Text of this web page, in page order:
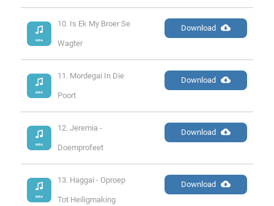
10. Is Ek My Broer Se
Wagter
Download
11. Mordegai In Die
Poort
Download
12. Jeremia -
Doemprofeet
Download
13. Haggai - Oproep
Tot Heiligmaking
Download